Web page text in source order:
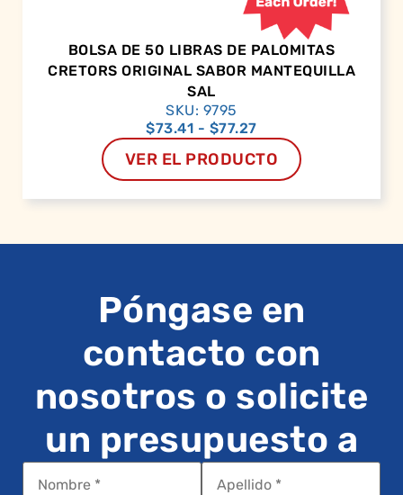
BOLSA DE 50 LIBRAS DE PALOMITAS
CRETORS ORIGINAL SABOR MANTEQUILLA
SAL
SKU: 9795
$73.41 - $77.27
VER EL PRODUCTO
Póngase en
contacto con
nosotros o solicite
un presupuesto a